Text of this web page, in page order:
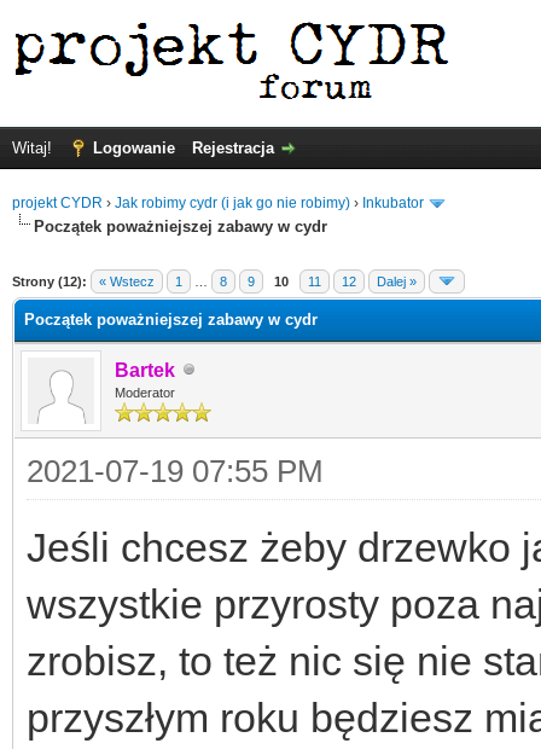
Witaj! Logowanie Rejestracja
projekt CYDR › Jak robimy cydr (i jak go nie robimy) › Inkubator
Początek poważniejszej zabawy w cydr
Strony (12): « Wstecz 1 8 9 10 11 12 Dalej »
Początek poważniejszej zabawy w cydr
Bartek
Moderator
2021-07-19 07:55 PM
Jeśli chcesz żeby drzewko
wszystkie przyrosty poza
zrobisz, to też nic się nie
przyszłym roku będziesz